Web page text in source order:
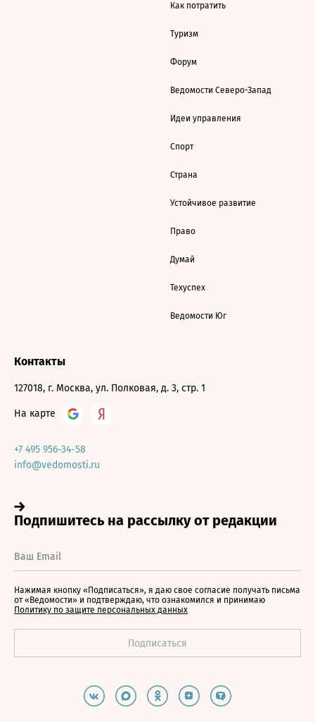
Как потратить
Туризм
Форум
Ведомости Северо-Запад
Идеи управления
Спорт
Страна
Устойчивое развитие
Право
Думай
Техуспех
Ведомости Юг
Контакты
127018, г. Москва, ул. Полковая, д. 3, стр. 1
На карте
+7 495 956-34-58
info@vedomosti.ru
Нажимая кнопку «Подписаться», я даю свое согласие получать письма
от «Ведомости» и подтверждаю, что ознакомился и принимаю
Политику по защите персональных данных